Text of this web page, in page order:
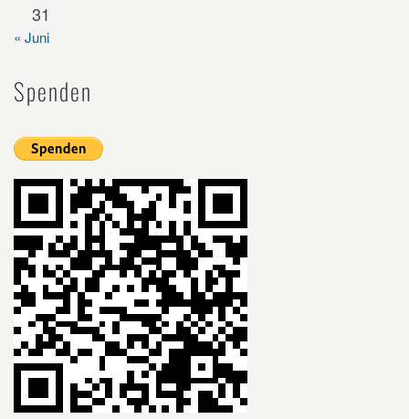
31
« Juni
Spenden